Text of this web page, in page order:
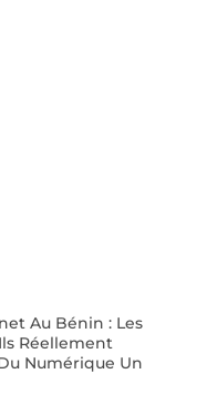
Au Bénin : Les
Réellement
Numérique Un